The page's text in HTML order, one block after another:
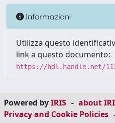
Informazioni
Utilizza questo
link a questo documento:
https://hdl.handle.net/
Powered byIRIS - about
Privacy and Cookie Policies